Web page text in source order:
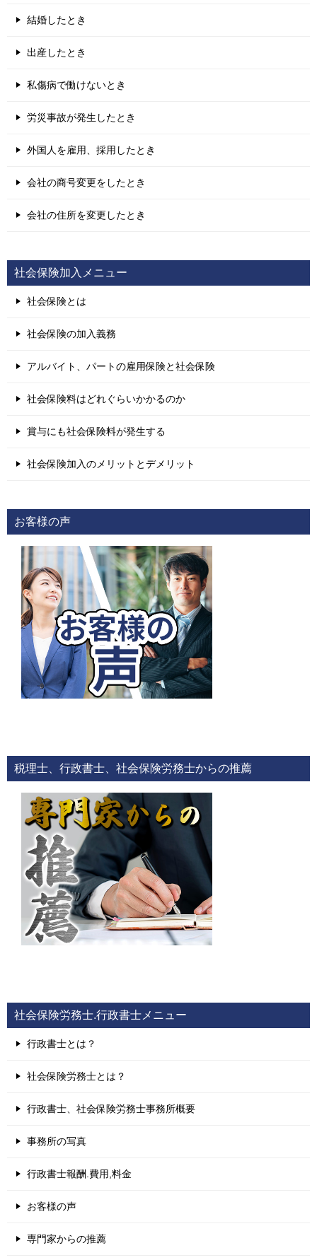
結婚したとき
出産したとき
私傷病で働けないとき
労災事故が発生したとき
外国人を雇用、採用したとき
会社の商号変更をしたとき
会社の住所を変更したとき
社会保険加入メニュー
社会保険とは
社会保険の加入義務
アルバイト、パートの雇用保険と社会保険
社会保険料はどれぐらいかかるのか
賞与にも社会保険料が発生する
社会保険加入のメリットとデメリット
お客様の声
税理士、行政書士、社会保険労務士からの推薦
社会保険労務士.行政書士メニュー
行政書士とは？
社会保険労務士とは？
行政書士、社会保険労務士事務所概要
事務所の写真
行政書士報酬.費用,料金
お客様の声
専門家からの推薦